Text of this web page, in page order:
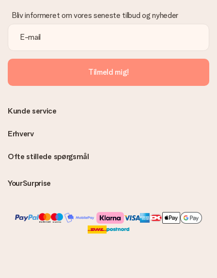
Bliv informeret om vores seneste tilbud og nyheder
Tilmeld mig!
Ofte stillede spørgsmål
YourSurprise
Kunde service
Erhverv